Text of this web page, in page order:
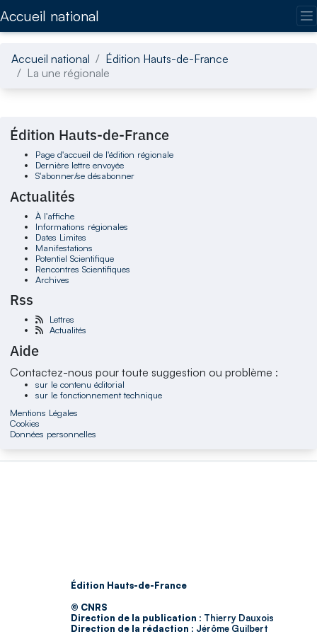
Accueil national
Accueil national
Édition Hauts-de-France
La une régionale
Édition Hauts-de-France
Page d'accueil de l'édition régionale
Dernière lettre envoyée
S'abonner/se désabonner
Actualités
À l'affiche
Informations régionales
Dates Limites
Manifestations
Potentiel Scientifique
Rencontres Scientifiques
Archives
Rss
Lettres
Actualités
Aide
Contactez-nous pour toute suggestion ou problème :
sur le contenu éditorial
sur le fonctionnement technique
Mentions Légales
Cookies
Données personnelles
Édition Hauts-de-France
© CNRS
Direction de la publication : Thierry Dauxois
Direction de la rédaction : Jérôme Guilbert